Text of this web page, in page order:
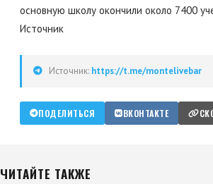
основную школу окончили около 7400
Источник
Источник: https://t.me/montelivebar
ПОДЕЛИТЬСЯ ВКОНТАКТЕ
ЧИТАЙТЕ ТАКЖЕ